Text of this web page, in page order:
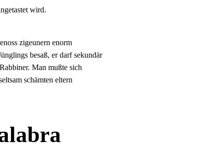
wird.
zigeunern enorm
besaß, er darf sekundär
Man mußte sich
schämten eltern